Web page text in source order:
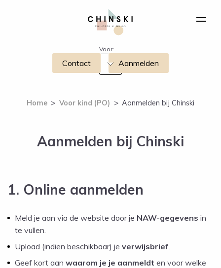
Voor:
Contact Aanmelden
Home > Voor kind (PO) > Aanmelden bij Chinski
Aanmelden bij Chinski
1. Online aanmelden
Meld je aan via de website door je NAW-gegevens in
te vullen.
Upload (indien beschikbaar) je verwijsbrief
Geef kort aan waarom je je aanmeldt en voor welke